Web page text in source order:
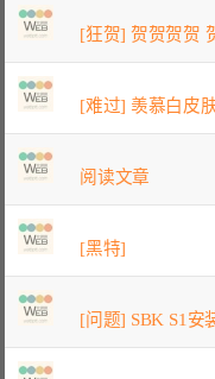
[狂贺] 贺贺贺贺
[难过] 羡慕白皮
阅读文章
[黑特]
[问题] SBK S1安